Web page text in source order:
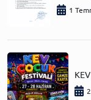
1